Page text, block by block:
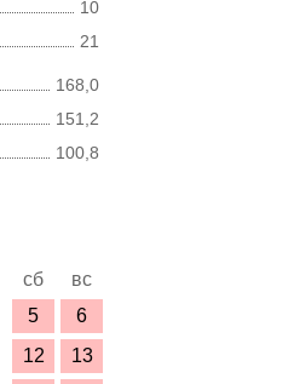
10
21
168,0
151,2
100,8
сб
вс
5
6
12
13